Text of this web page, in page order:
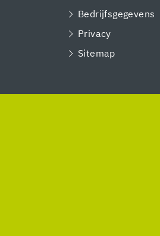
Bedrijfsgegevens
Privacy
Sitemap